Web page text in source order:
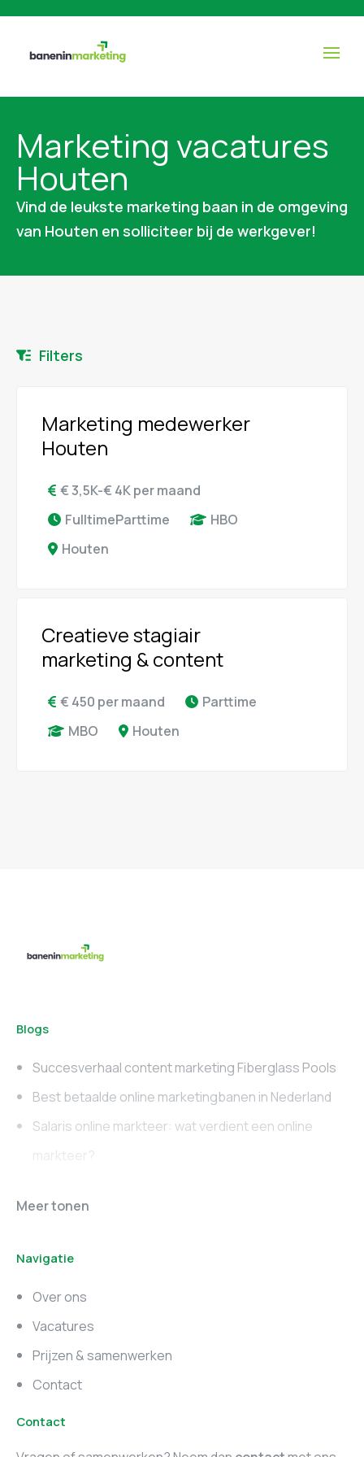
Marketing vacatures
Houten
Vind de leukste marketing baan in de omgeving
van Houten en solliciteer bij de werkgever!
Filters
Marketing medewerker
Houten
€ 3,5K-€ 4K per maand
FulltimeParttime
HBO
Houten
Creatieve stagiair
marketing & content
€ 450 per maand
Parttime
MBO
Houten
Blogs
Succesverhaal content marketing Fiberglass Pools
Best betaalde online marketingbanen in Nederland
Salaris online markteer: wat verdient een online
markteer?
Online marketing
Marketing vacatures
Zuid-Holland
Marketing vacatures
Utrecht
Meer tonen
Navigatie
Over ons
Vacatures
Prijzen & samenwerken
Contact
Contact